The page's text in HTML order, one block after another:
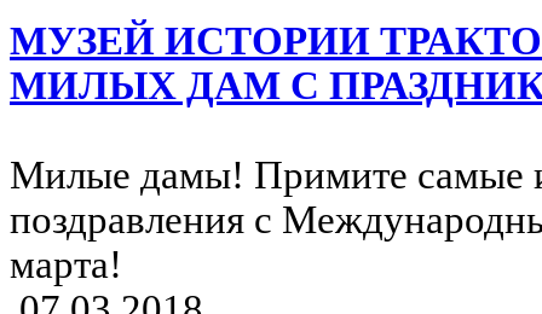
МУЗЕЙ ИСТОРИИ
МИЛЫХ ДАМ С
Милые дамы! Примите самые
поздравления с
марта!